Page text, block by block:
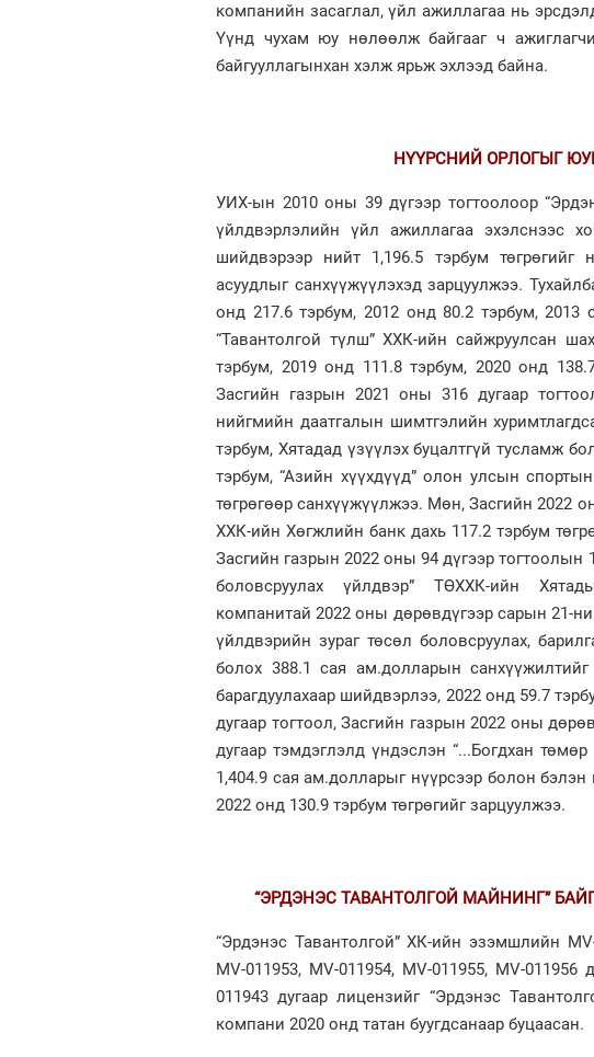
компанийн засаглал, үйл ажиллагаа нь
Үүнд чухам юу нөлөөлж байгааг ч
байгууллагынхан хэлж ярьж эхлээд байна.
НҮҮРСНИЙ ОРЛОГЫГ
УИХ-ын 2010 оны 39 дүгээр тогтоолоор
үйлдвэрлэлийн үйл ажиллагаа эхэлснээс
шийдвэрээр нийт 1,196.5 тэрбум
асуудлыг санхүүжүүлэхэд зарцуулжээ.
онд 217.6 тэрбум, 2012 онд 80.2 тэрбум, 2013
“Тавантолгой түлш” ХХК-ийн сайжруулсан
тэрбум, 2019 онд 111.8 тэрбум, 2020 онд
Засгийн газрын 2021 оны 316 дугаар
нийгмийн даатгалын шимтгэлийн
тэрбум, Хятадад үзүүлэх буцалтгүй тусламж
тэрбум, “Азийн хүүхдүүд” олон улсын
төгрөгөөр санхүүжүүлжээ. Мөн, Засгийн 2022
ХХК-ийн Хөгжлийн банк дахь 117.2 тэрбум
Засгийн газрын 2022 оны 94 дүгээр
боловсруулах үйлдвэр” ТӨХХК-ийн
компанитай 2022 оны дөрөвдүгээр сарын 21-
үйлдвэрийн зураг төсөл боловсруулах,
болох 388.1 сая ам.долларын
барагдуулахаар шийдвэрлээ, 2022 онд 59.7
дугаар тогтоол, Засгийн газрын 2022 оны
дугаар тэмдэглэлд үндэслэн “...Богдхан
1,404.9 сая ам.долларыг нүүрсээр болон
2022 онд 130.9 тэрбум төгрөгийг зарцуулжээ.
“ЭРДЭНЭС ТАВАНТОЛГОЙ МАЙНИНГ”
“Эрдэнэс Тавантолгой” ХК-ийн эзэмшлийн
MV-011953, MV-011954, MV-011955, MV-
011943 дугаар лицензийг “Эрдэнэс
компани 2020 онд татан буугдсанаар буцаасан.